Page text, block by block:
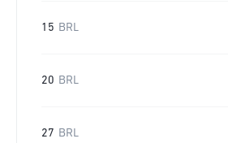
15 BRL
20 BRL
27 BRL